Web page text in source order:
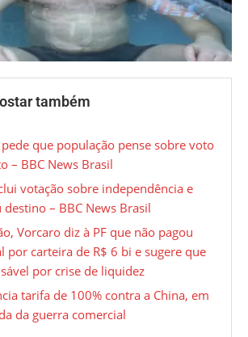
também
pede que população pense sobre voto
– BBC News Brasil
votação sobre independência e
destino – BBC News Brasil
Vorcaro diz à PF que não pagou
por carteira de R$ 6 bi e sugere que
por crise de liquidez
tarifa de 100% contra a China, em
da guerra comercial